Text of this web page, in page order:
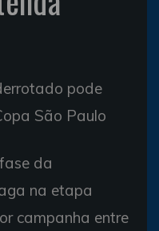
pode
São Paulo
da
na etapa
campanha entre